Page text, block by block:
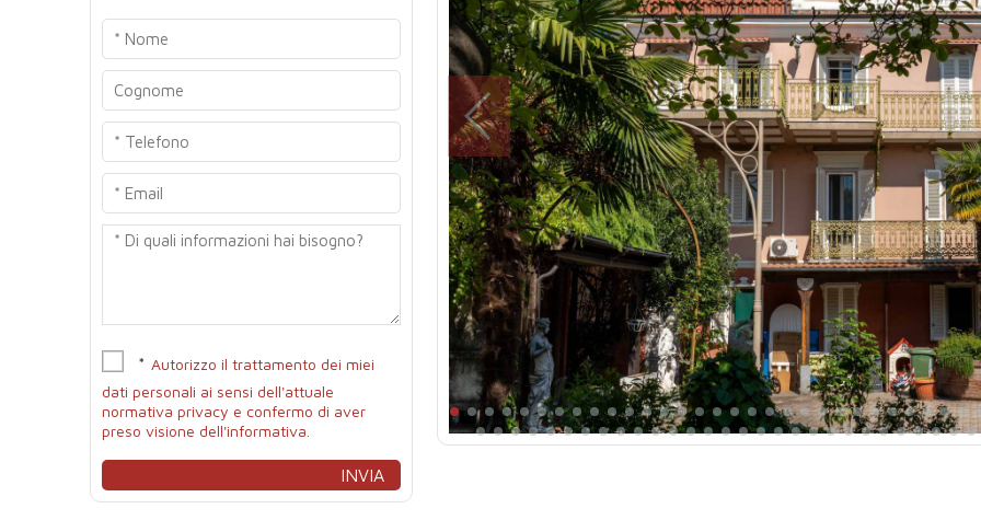
* Autorizzo il trattamento dei miei
dati personali ai sensi dell'attuale
normativa privacy e confermo di aver
preso visione dell'informativa.